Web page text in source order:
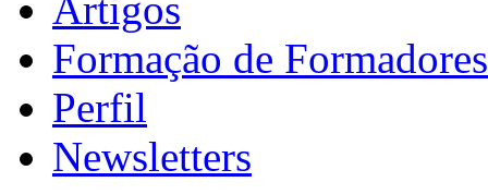
Artigos
Formação de Formadores
Perfil
Newsletters